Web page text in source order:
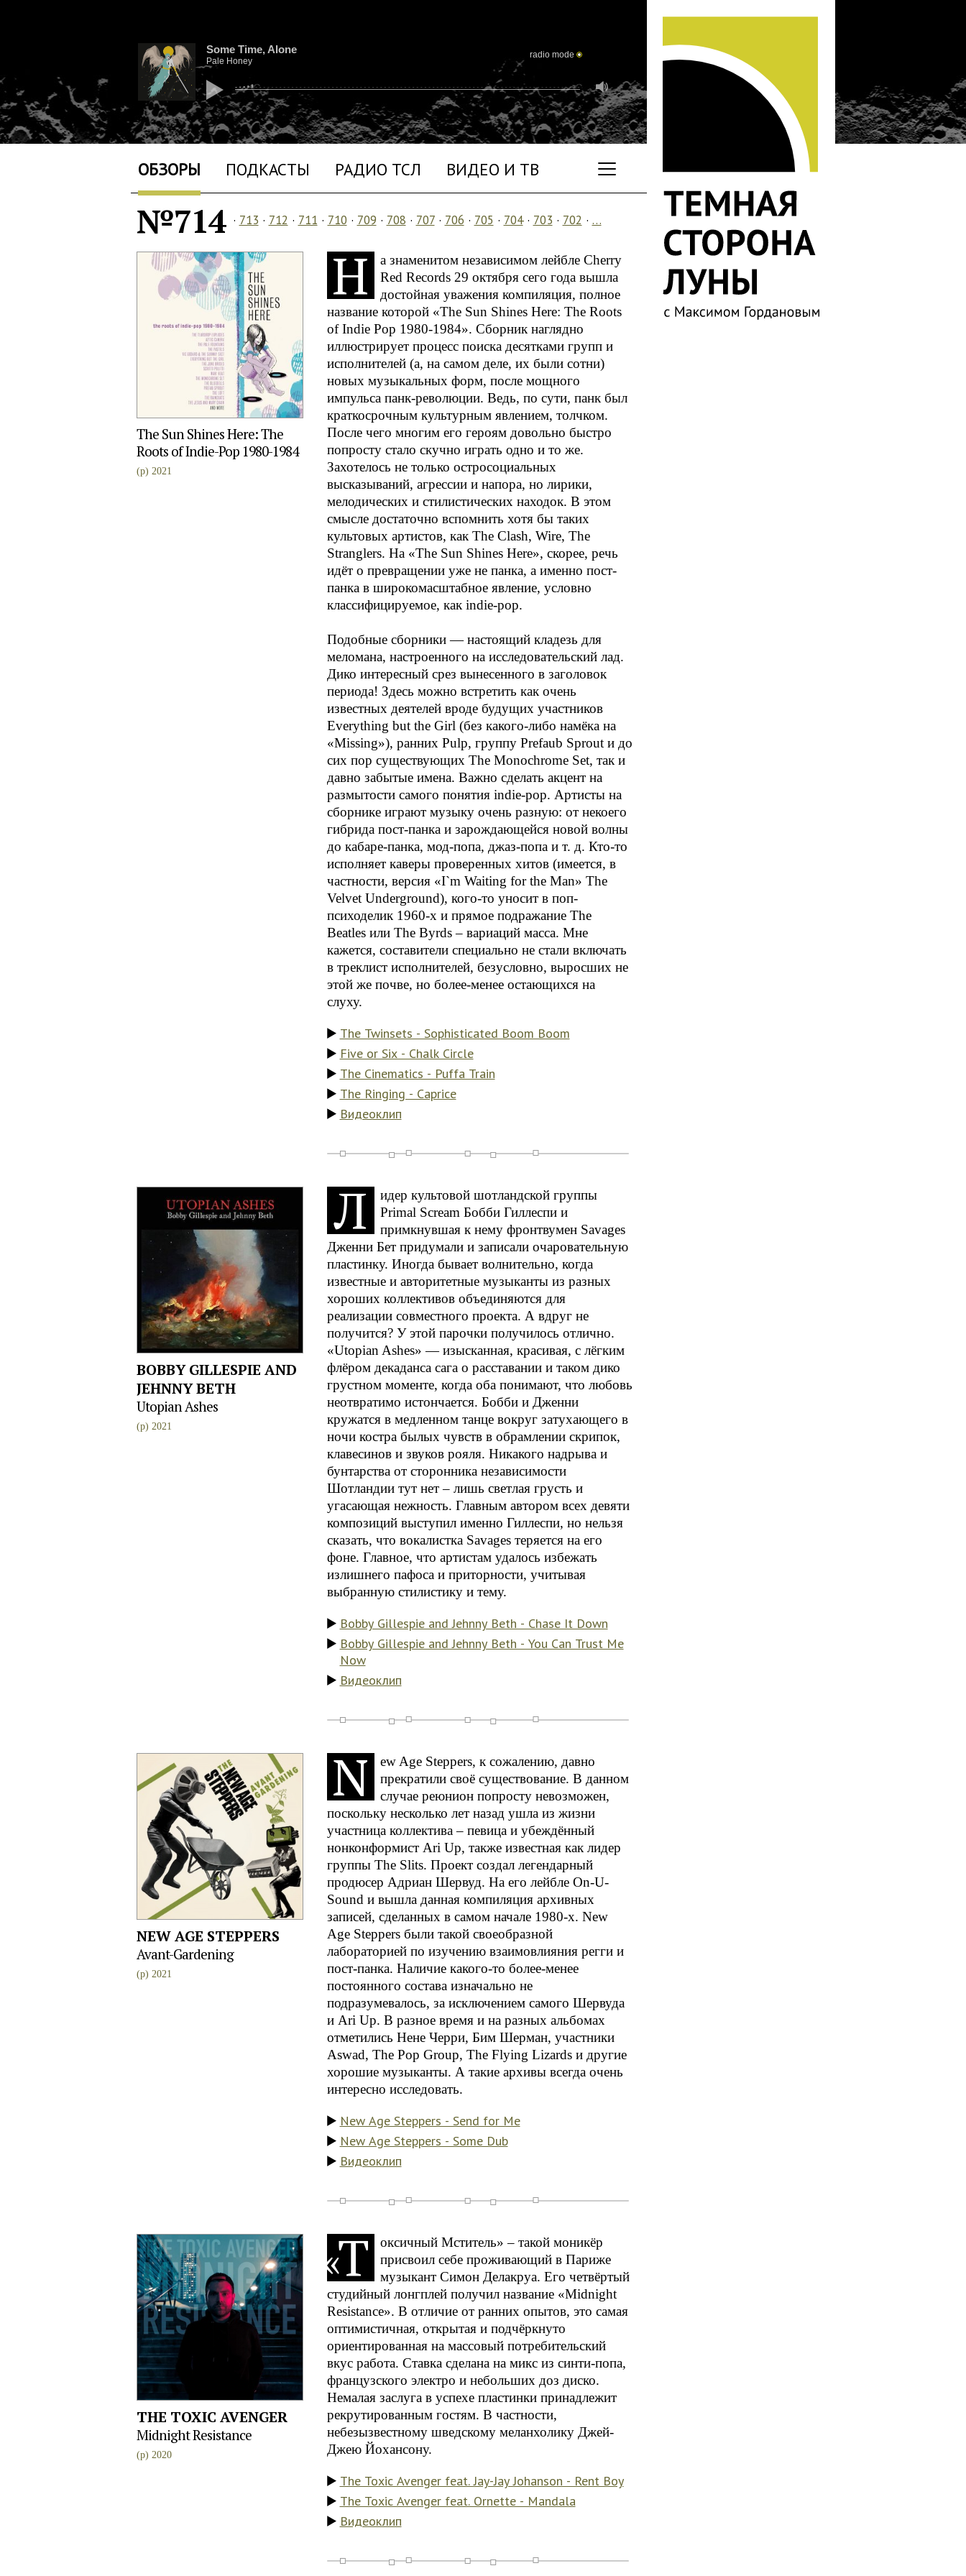
ОБЗОРЫ ПОДКАСТЫ РАДИО ТСЛ ВИДЕО И ТВ
Some Time, Alone
Pale Honey
radio mode
735
734
728
727 726 725 724 723
720 719 718 717
715 714 713 712 711
710
709 708 707 706 705
704
703
702 701 700
688
№714 · 713 · 712 · 711 · 710 · 709 · 708 · 707· 706 · 705 · 704· 703 · 702 · …
The Sun Shines Here: The
Roots of Indie-Pop 1980-1984
(p) 2021
Н
а знаменитом независимом лейбле Cherry
Red Records 29 октября сего года вышла
достойная уважения компиляция, полное
название которой «The Sun Shines Here: The Roots
of Indie Pop 1980-1984». Сборник наглядно
иллюстрирует процесс поиска десятками групп и
исполнителей (а, на самом деле, их были сотни)
новых музыкальных форм, после мощного
импульса панк-революции. Ведь, по сути, панк был
краткосрочным культурным явлением, толчком.
После чего многим его героям довольно быстро
попросту стало скучно играть одно и то же.
Захотелось не только остросоциальных
высказываний, агрессии и напора, но лирики,
мелодических и стилистических находок. В этом
смысле достаточно вспомнить хотя бы таких
культовых артистов, как The Clash, Wire, The
Stranglers. На «The Sun Shines Here», скорее, речь
идёт о превращении уже не панка, а именно пост-
панка в широкомасштабное явление, условно
классифицируемое, как indie-pop.
Подобные сборники — настоящий кладезь для
меломана, настроенного на исследовательский лад.
Дико интересный срез вынесенного в заголовок
периода! Здесь можно встретить как очень
известных деятелей вроде будущих участников
Everything but the Girl (без какого-либо намёка на
«Missing»), ранних Pulp, группу Prefaub Sprout и до
сих пор существующих The Monochrome Set, так и
давно забытые имена. Важно сделать акцент на
размытости самого понятия indie-pop. Артисты на
сборнике играют музыку очень разную: от некоего
гибрида пост-панка и зарождающейся новой волны
до кабаре-панка, мод-попа, джаз-попа и т. д. Кто-то
исполняет каверы проверенных хитов (имеется, в
частности, версия «I`m Waiting for the Man» The
Velvet Underground), кого-то уносит в поп-
психоделик 1960-х и прямое подражание The
Beatles или The Byrds – вариаций масса. Мне
кажется, составители специально не стали включать
в треклист исполнителей, безусловно, выросших не
этой же почве, но более-менее остающихся на
слуху.
The Twinsets - Sophisticated Boom Boom
Five or Six - Chalk Circle
The Cinematics - Puffa Train
The Ringing - Caprice
Видеоклип
BOBBY GILLESPIE AND
JEHNNY BETH
Utopian Ashes
(p) 2021
Л
идер культовой шотландской группы
Primal Scream Бобби Гиллеспи и
примкнувшая к нему фронтвумен Savages
Дженни Бет придумали и записали очаровательную
пластинку. Иногда бывает волнительно, когда
известные и авторитетные музыканты из разных
хороших коллективов объединяются для
реализации совместного проекта. А вдруг не
получится? У этой парочки получилось отлично.
«Utopian Ashes» — изысканная, красивая, с лёгким
флёром декаданса сага о расставании и таком дико
грустном моменте, когда оба понимают, что любовь
неотвратимо истончается. Бобби и Дженни
кружатся в медленном танце вокруг затухающего в
ночи костра былых чувств в обрамлении скрипок,
клавесинов и звуков рояля. Никакого надрыва и
бунтарства от сторонника независимости
Шотландии тут нет – лишь светлая грусть и
угасающая нежность. Главным автором всех девяти
композиций выступил именно Гиллеспи, но нельзя
сказать, что вокалистка Savages теряется на его
фоне. Главное, что артистам удалось избежать
излишнего пафоса и приторности, учитывая
выбранную стилистику и тему.
Bobby Gillespie and Jehnny Beth - Chase It Down
Bobby Gillespie and Jehnny Beth - You Can Trust Me
Now
Видеоклип
NEW AGE STEPPERS
Avant-Gardening
(p) 2021
N
ew Age Steppers, к сожалению, давно
прекратили своё существование. В данном
случае реюнион попросту невозможен,
поскольку несколько лет назад ушла из жизни
участница коллектива – певица и убеждённый
нонконформист Ari Up, также известная как лидер
группы The Slits. Проект создал легендарный
продюсер Адриан Шервуд. На его лейбле On-U-
Sound и вышла данная компиляция архивных
записей, сделанных в самом начале 1980-х. New
Age Steppers были такой своеобразной
лабораторией по изучению взаимовлияния регги и
пост-панка. Наличие какого-то более-менее
постоянного состава изначально не
подразумевалось, за исключением самого Шервуда
и Ari Up. В разное время и на разных альбомах
отметились Нене Черри, Бим Шерман, участники
Aswad, The Pop Group, The Flying Lizards и другие
хорошие музыканты. А такие архивы всегда очень
интересно исследовать.
New Age Steppers - Send for Me
New Age Steppers - Some Dub
Видеоклип
THE TOXIC AVENGER
Midnight Resistance
(p) 2020
«Т
оксичный Мститель» – такой моникёр
присвоил себе проживающий в Париже
музыкант Симон Делакруа. Его четвёртый
студийный лонгплей получил название «Midnight
Resistance». В отличие от ранних опытов, это самая
оптимистичная, открытая и подчёркнуто
ориентированная на массовый потребительский
вкус работа. Ставка сделана на микс из синти-попа,
французского электро и небольших доз диско.
Немалая заслуга в успехе пластинки принадлежит
рекрутированным гостям. В частности,
небезызвестному шведскому меланхолику Джей-
Джею Йохансону.
The Toxic Avenger feat. Jay-Jay Johanson - Rent Boy
The Toxic Avenger feat. Ornette - Mandala
Видеоклип